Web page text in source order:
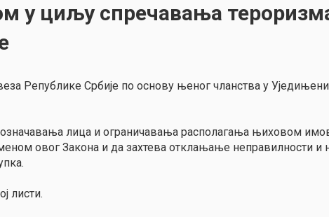
у циљу спречавања
Републике Србије по основу њеног чланства у
лица и ограничавања располагања њиховом
овог Закона и да захтева отклањање неправилности и
листи.